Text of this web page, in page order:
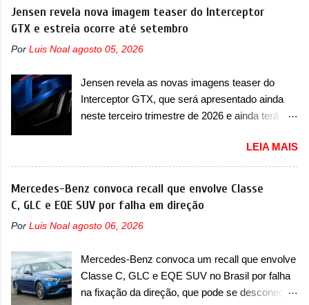
eficiência térmica e integra 12 elementos de
hardware. Entre eles, motor elétrico, controlador
de motor, redutor, conversor CC-CC, OBC,
de pré-carga e gateway de domínio de energia.
Há mais quatro recursos de software como
gerenciamento...
unidades com ano/modelo 2026 da picape
compacta e envolve todas as versões com este
afetadas precisam retornar a uma
airbag do motorista, que precisará ser
substituído porque pode ter sido produzido de
forma errada. O serviço já pode ser solucionado
Em comunicado, a Fiat disse que “foi
identificada a possibilidade de haver
inconsistência no processo de fabricação da
bolsa Airbag lado motorista que, em caso de
colisão que demande a sua deflagração, poderá
potencializando a ocorrência de dano físico
grave ou até mesmo fatal ao condutor do
veículo” . O serviço...
Jensen revela nova imagem teaser do Interceptor
GTX e estreia ocorre até setembro
Por Luis Noal agosto 05, 2026
Jensen revela as novas imagens teaser do
Interceptor GTX, que será apresentado ainda
neste terceiro trimestre de 2026 e ainda terá
International Automotive (abreviação de JIA)
apresentou uma nova imagem teaser que
mostra como será o Interceptor GTX, o
esportivo que recolocará a marca no mercado.
O granturismo (GT) apareceu em uma nova
imagem de traseira, onde ele aparece o para-
esportivo será apresentado no terceiro trimestre
de 2026, ou seja, acontecerá entre os meses de
julho e setembro (e já estamos em agosto), ou
LEIA MAIS
Mercedes-Benz convoca recall que envolve Classe
C, GLC e EQE SUV por falha em direção
Por Luis Noal agosto 06, 2026
Mercedes-Benz convoca um recall que envolve
Classe C, GLC e EQE SUV no Brasil por falha
na fixação da direção, que pode se desconectar